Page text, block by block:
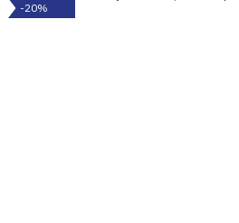
-20%